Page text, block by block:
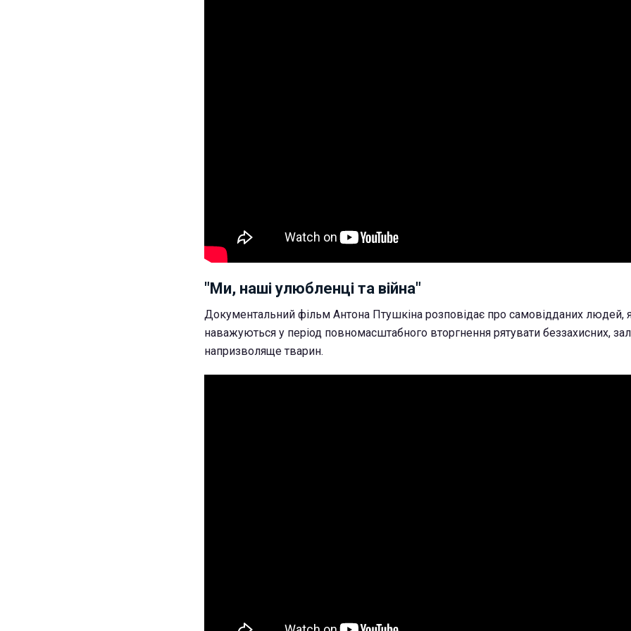
"Ми, наші улюбленці та війна"
Документальний фільм Антона Птушкіна розповідає про самовідданих людей,
наважуються у період повномасштабного вторгнення рятувати беззахисних,
напризволяще тварин.